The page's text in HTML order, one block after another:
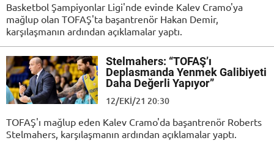
Basketbol Şampiyonlar Ligi'nde evinde Kalev Cramo'ya
mağlup olan TOFAŞ'ta başantrenör Hakan Demir,
karşılaşmanın ardından açıklamalar yaptı.
Stelmahers: “TOFAŞ’ı
Deplasmanda Yenmek Galibiyeti
Daha Değerli Yapıyor”
12/EKI/21 20:30
TOFAŞ'ı mağlup eden Kalev Cramo'da başantrenör Roberts
Stelmahers, karşılaşmanın ardından açıklamalar yaptı.